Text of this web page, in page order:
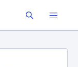
Buscar